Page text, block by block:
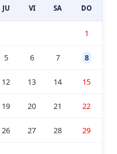
JU VI SA DO
1
5 6 7 8
12 13 14 15
19 20 21 22
26 27 28 29